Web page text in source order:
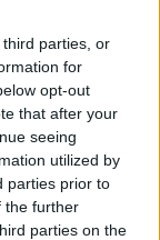
parties, or
for
opt-out
that after your
seeing
utilized by
parties prior to
the further
parties on the
european
susține
Critici la